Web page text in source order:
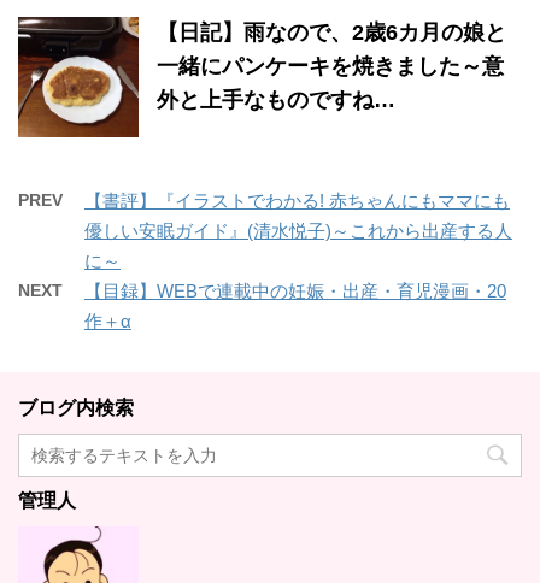
【日記】雨なので、2歳6カ月の娘と
一緒にパンケーキを焼きました～意
外と上手なものですね…
PREV
【書評】『イラストでわかる! 赤ちゃんにもママにも
優しい安眠ガイド』(清水悦子)～これから出産する人
に～
NEXT
【目録】WEBで連載中の妊娠・出産・育児漫画・20
作＋α
ブログ内検索
管理人